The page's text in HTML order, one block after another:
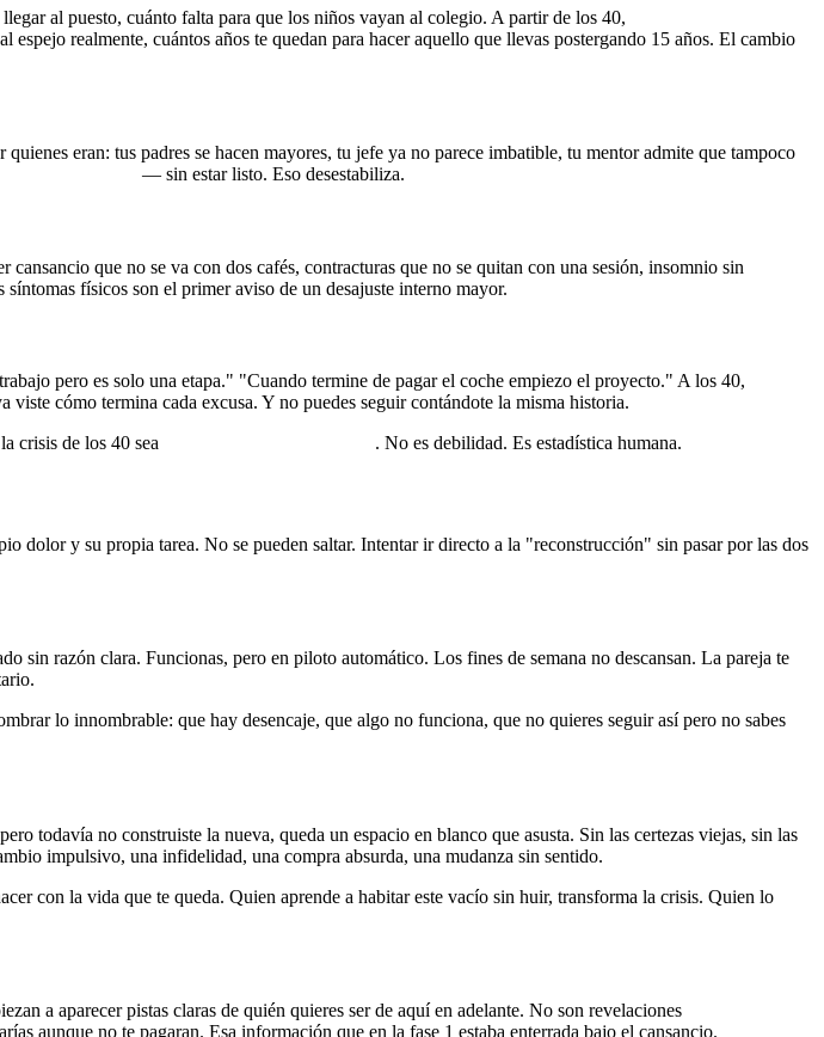
al puesto, cuánto falta para que los niños vayan al colegio. A partir de los 40,
espejo realmente, cuántos años te quedan para hacer aquello que llevas postergando 15 años. El cambio
eran: tus padres se hacen mayores, tu jefe ya no parece imbatible, tu mentor admite que tampoco
— sin estar listo. Eso desestabiliza.
que no se va con dos cafés, contracturas que no se quitan con una sesión, insomnio sin
síntomas físicos son el primer aviso de un desajuste interno mayor.
pero es solo una etapa." "Cuando termine de pagar el coche empiezo el proyecto." A los 40,
viste cómo termina cada excusa. Y no puedes seguir contándote la misma historia.
crisis de los 40 sea
. No es debilidad. Es estadística humana.
dolor y su propia tarea. No se pueden saltar. Intentar ir directo a la "reconstrucción" sin pasar por las dos
sin razón clara. Funcionas, pero en piloto automático. Los fines de semana no descansan. La pareja te
lo innombrable: que hay desencaje, que algo no funciona, que no quieres seguir así pero no sabes
todavía no construiste la nueva, queda un espacio en blanco que asusta. Sin las certezas viejas, sin las
impulsivo, una infidelidad, una compra absurda, una mudanza sin sentido.
con la vida que te queda. Quien aprende a habitar este vacío sin huir, transforma la crisis. Quien lo
a aparecer pistas claras de quién quieres ser de aquí en adelante. No son revelaciones
aunque no te pagaran. Esa información que en la fase 1 estaba enterrada bajo el cansancio.